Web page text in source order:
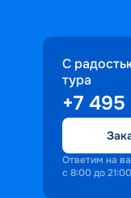
С
тура
+7
Ответим на
с 8:00 до